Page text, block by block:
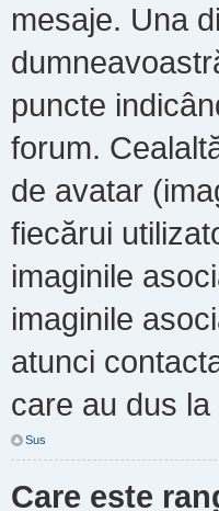
mesaje. Una
puncte
forum.
de avatar
fiecărui
imaginile
imaginile
atunci
care au dus
Sus
Care este